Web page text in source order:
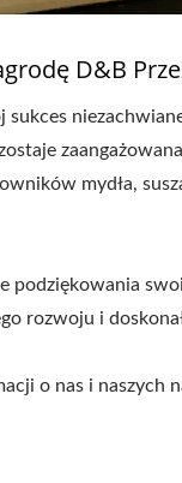
D&B
sukces
mydła,
podziękowania
rozwoju i
o nas i naszych